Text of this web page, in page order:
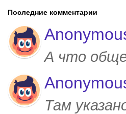
Последние комментарии
А что
Там